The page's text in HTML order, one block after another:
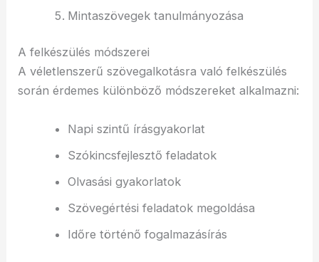
Mintaszövegek tanulmányozása
A felkészülés módszerei
A véletlenszerű szövegalkotásra való felkészülés
során érdemes különböző módszereket alkalmazni:
Napi szintű írásgyakorlat
Szókincsfejlesztő feladatok
Olvasási gyakorlatok
Szövegértési feladatok megoldása
Időre történő fogalmazásírás